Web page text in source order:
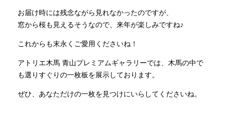
お届け時には残念ながら見れなかったのですが、
窓から桜も見えるそうなので、来年が楽しみですね♪
これからも末永くご愛用くださいね！
アトリエ木馬 青山プレミアムギャラリーでは、木馬の中で
も選りすぐりの一枚板を展示しております。
ぜひ、あなただけの一枚を見つけにいらしてくださいね。